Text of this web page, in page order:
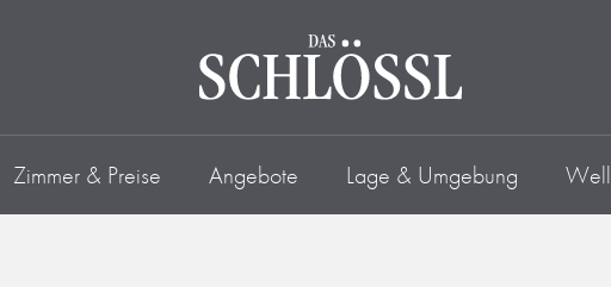
Zimmer & Preise Angebote Lage & Umgebung